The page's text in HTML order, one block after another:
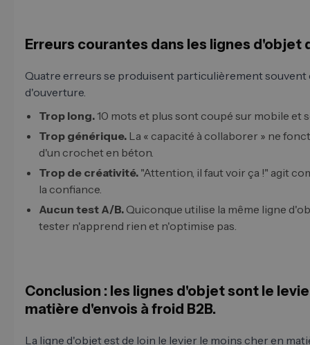
Erreurs courantes dans les lignes d'objet
Quatre erreurs se produisent particulièrement souvent
d'ouverture.
Trop long.10 mots et plus sont coupé sur mobile et
Trop générique. La « capacité à collaborer » ne
d'un crochet en béton.
Trop de créativité. "Attention, il faut voir ça !" agit
la confiance.
Aucun test A/B. Quiconque utilise la même ligne
tester n'apprend rien et n'optimise pas.
Conclusion : les lignes d'objet sont le
matière d'envois à froid B2B.
La ligne d'objet est de loin le levier le moins cher en